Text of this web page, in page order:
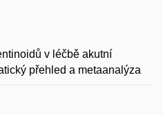
v léčbě akutní
přehled a metaanalýza